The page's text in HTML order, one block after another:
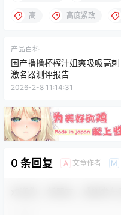
高 高度紧致
产品百科
国产撸撸杯榨汁姐爽吸吸高刺
激名器测评报告
2026-2-8 11:14:31
0 条回复 A 文章作者 M